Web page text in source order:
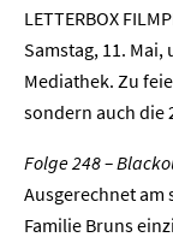
LETTERBOX
Samstag, 11. Mai,
Mediathek. Zu
sondern auch die
Folge 248 –
Ausgerechnet am
Familie Bruns